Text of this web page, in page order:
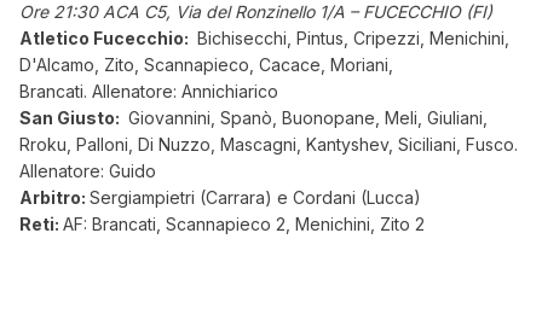
Ore 21:30 ACA C5, Via del Ronzinello 1/A – FUCECCHIO (FI)
Atletico Fucecchio: Bichisecchi, Pintus, Cripezzi, Menichini,
D'Alcamo, Zito, Scannapieco, Cacace, Moriani,
Brancati. Allenatore: Annichiarico
San Giusto: Giovannini, Spanò, Buonopane, Meli, Giuliani,
Rroku, Palloni, Di Nuzzo, Mascagni, Kantyshev, Siciliani, Fusco.
Allenatore: Guido
Arbitro: Sergiampietri (Carrara) e Cordani (Lucca)
Reti: AF: Brancati, Scannapieco 2, Menichini, Zito 2